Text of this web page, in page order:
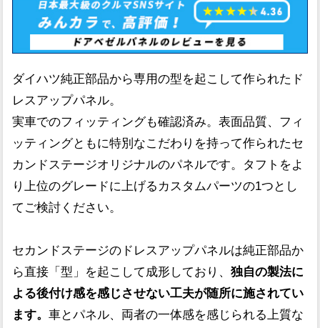
ダイハツ純正部品から専用の型を起こして作られたド
レスアップパネル。
実車でのフィッティングも確認済み。表面品質、フィ
ッティングともに特別なこだわりを持って作られたセ
カンドステージオリジナルのパネルです。タフトをよ
り上位のグレードに上げるカスタムパーツの1つとし
てご検討ください。
セカンドステージのドレスアップパネルは純正部品か
ら直接「型」を起こして成形しており、独自の製法に
よる後付け感を感じさせない工夫が随所に施されてい
ます。車とパネル、両者の一体感を感じられる上質な